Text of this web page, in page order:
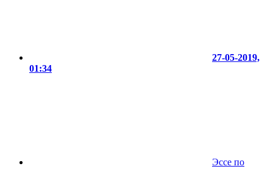
27-05-2019,
01:34
Эссе по